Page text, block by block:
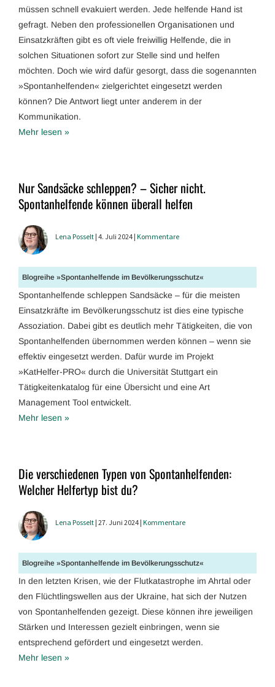
müssen schnell evakuiert werden. Jede helfende Hand ist
gefragt. Neben den professionellen Organisationen und
Einsatzkräften gibt es oft viele freiwillig Helfende, die in
solchen Situationen sofort zur Stelle sind und helfen
möchten. Doch wie wird dafür gesorgt, dass die sogenannten
»Spontanhelfenden« zielgerichtet eingesetzt werden
können? Die Antwort liegt unter anderem in der
Kommunikation.
Mehr lesen »
Nur Sandsäcke schleppen? – Sicher nicht.
Spontanhelfende können überall helfen
Lena Posselt | 4. Juli 2024 | Kommentare
Blogreihe »Spontanhelfende im Bevölkerungsschutz«
Spontanhelfende schleppen Sandsäcke – für die meisten
Einsatzkräfte im Bevölkerungsschutz ist dies eine typische
Assoziation. Dabei gibt es deutlich mehr Tätigkeiten, die von
Spontanhelfenden übernommen werden können – wenn sie
effektiv eingesetzt werden. Dafür wurde im Projekt
»KatHelfer-PRO« durch die Universität Stuttgart ein
Tätigkeitenkatalog für eine Übersicht und eine Art
Management Tool entwickelt.
Mehr lesen »
Die verschiedenen Typen von Spontanhelfenden:
Welcher Helfertyp bist du?
Lena Posselt | 27. Juni 2024 | Kommentare
Blogreihe »Spontanhelfende im Bevölkerungsschutz«
In den letzten Krisen, wie der Flutkatastrophe im Ahrtal oder
den Flüchtlingswellen aus der Ukraine, hat sich der Nutzen
von Spontanhelfenden gezeigt. Diese können ihre jeweiligen
Stärken und Interessen gezielt einbringen, wenn sie
entsprechend gefördert und eingesetzt werden.
Mehr lesen »